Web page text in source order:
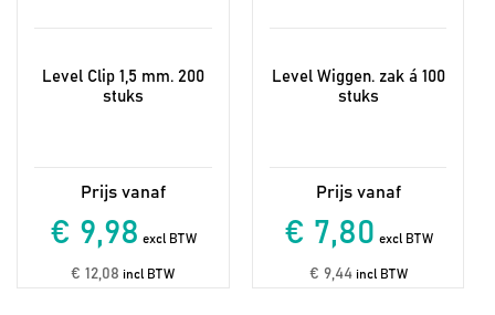
Level Clip 1,5 mm. 200
stuks
€ 9,98 excl BTW
€ 12,08 incl BTW
Level Wiggen. zak á 100
stuks
€ 7,80 excl BTW
€ 9,44incl BTW